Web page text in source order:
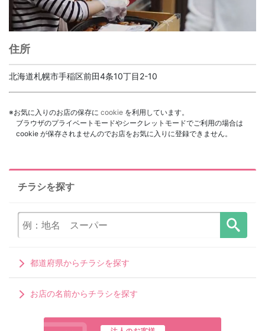
住所
北海道札幌市手稲区前田4条10丁目2-10
※お気に入りのお店の保存に cookie を利用しています。
ブラウザのプライベートモードやシークレットモードでご利用の場合は
cookie が保存されませんのでお店をお気に入りに登録できません。
チラシを探す
都道府県からチラシを探す
お店の名前からチラシを探す